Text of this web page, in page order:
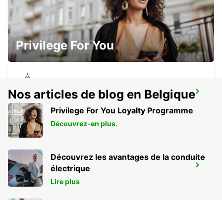
LA SPEZIA
LA SPEZIA - ITALY
LODI
LODI - ITALY
BOLOGNE
BOLOGNA - ITALY
Privilege For You
Nos articles de blog en Belgique
Privilege For You Loyalty Programme
Découvrez-en plus.
Découvrez les avantages de la conduite
électrique
Lire plus